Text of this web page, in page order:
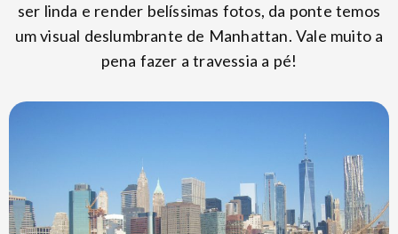
ser linda e render belíssimas fotos, da ponte temos
um visual deslumbrante de Manhattan. Vale muito a
pena fazer a travessia a pé!